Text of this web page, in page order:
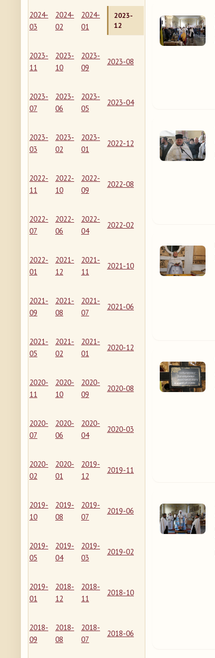
2024-
03
2024-
02
2024-
01
2023-
12
2023-
11
2023-
10
2023-
09
2023-08
2023-
07
2023-
06
2023-
05
2023-04
2023-
03
2023-
02
2023-
01
2022-12
2022-
11
2022-
10
2022-
09
2022-08
2022-
07
2022-
06
2022-
04
2022-02
2022-
01
2021-
12
2021-
11
2021-10
2021-
09
2021-
08
2021-
07
2021-06
2021-
05
2021-
02
2021-
01
2020-12
2020-
11
2020-
10
2020-
09
2020-08
2020-
07
2020-
06
2020-
04
2020-03
2020-
02
2020-
01
2019-
12
2019-11
2019-
10
2019-
08
2019-
07
2019-06
2019-
05
2019-
04
2019-
03
2019-02
2019-
01
2018-
12
2018-
11
2018-10
2018-
09
2018-
08
2018-
07
2018-06